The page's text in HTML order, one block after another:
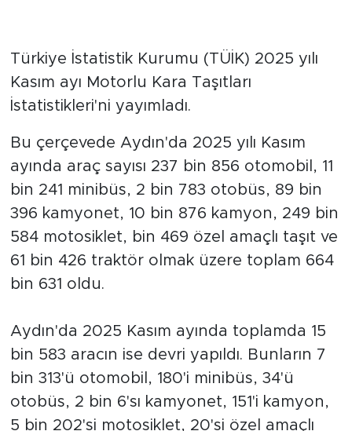
Türkiye İstatistik Kurumu (TÜİK) 2025 yılı
Kasım ayı Motorlu Kara Taşıtları
İstatistikleri'ni yayımladı.
Bu çerçevede Aydın'da 2025 yılı Kasım
ayında araç sayısı 237 bin 856 otomobil, 11
bin 241 minibüs, 2 bin 783 otobüs, 89 bin
396 kamyonet, 10 bin 876 kamyon, 249 bin
584 motosiklet, bin 469 özel amaçlı taşıt ve
61 bin 426 traktör olmak üzere toplam 664
bin 631 oldu.
Aydın'da 2025 Kasım ayında toplamda 15
bin 583 aracın ise devri yapıldı. Bunların 7
bin 313'ü otomobil, 180'i minibüs, 34'ü
otobüs, 2 bin 6'sı kamyonet, 151'i kamyon,
5 bin 202'si motosiklet, 20'si özel amaçlı